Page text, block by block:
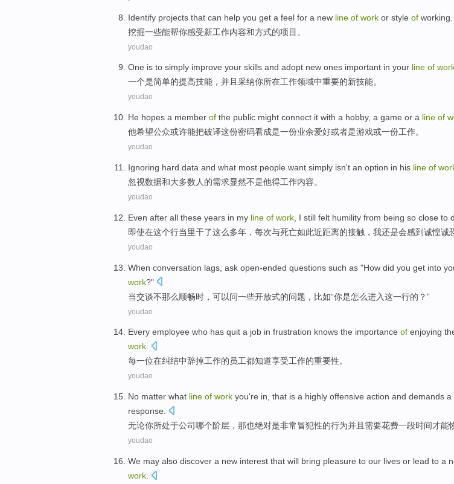
Identify projects that can help you get a feel for a new line of work or style of working.
挖掘一些能帮你感受新工作内容和方式的项目 。
youdao
One is to simply improve your skills and adopt new ones important in your line of
一个是简单的提高技能 ， 并且 采纳你所在工作领域中重要的新技能。
youdao
He hopes a member of the public might connect it with a hobby, a game or a line of
他希望公众或许能把破译这份密码看成是一份业余爱好或者是游戏或一份工作。
youdao
Ignoring hard data and what most people want simply isn't an option in his line of
忽视数据和大多数 人 的需求显然不是他得工作内容。
youdao
Even after all these years in my line of work I still felt humility from being so close to
即使在这个行当里干了这么多年 ，每次与死亡如此近距离的接触， 我还是会感到诚惶诚
youdao
When conversation lags ask open-ended questions such as "How did you get into
work?"
当交谈不那么顺畅时， 可以问一些开放式的问题 ， 比如“你是怎么进入这一行的？”
youdao
Every employee who has quit a job in frustration knows the importance of enjoying
work.
每一位在纠结中辞掉工作的员工都知道享受工作的重要性。
youdao
No matter what line of work you're in that is a highly offensive action and demands a
response.
无论你所处于公司哪个阶层， 那也绝对是非常冒犯性的行为并且 需要花费一段时间才能
youdao
We may also discover a new interest that will bring pleasure to our lives or lead to a
work